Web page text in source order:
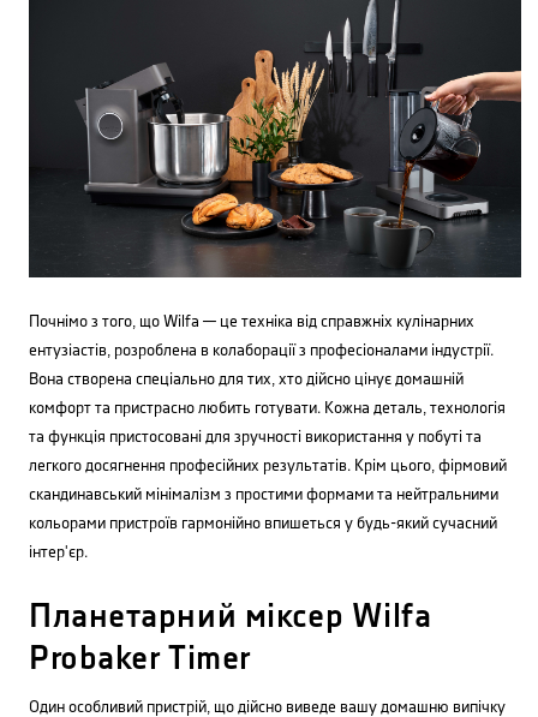
Почнімо з того, що Wilfa — це техніка від справжніх кулінарних
ентузіастів, розроблена в колаборації з професіоналами індустрії.
Вона створена спеціально для тих, хто дійсно цінує домашній
комфорт та пристрасно любить готувати. Кожна деталь, технологія
та функція пристосовані для зручності використання у побуті та
легкого досягнення професійних результатів. Крім цього, фірмовий
скандинавський мінімалізм з простими формами та нейтральними
кольорами пристроїв гармонійно впишеться у будь-який сучасний
інтер'єр.
Планетарний міксер Wilfa
Probaker Timer
Один особливий пристрій, що дійсно виведе вашу домашню випічку